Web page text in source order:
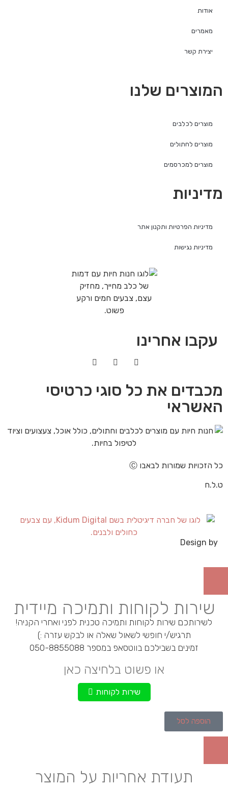
אודות
מאמרים
יצירת קשר
המוצרים שלנו
מוצרים לכלבים
מוצרים לחתולים
מוצרים למכרסמים
מדיניות
מדיניות הפרטיות ותקנון אתר
מדיניות נגישות
עקבו אחרינו
מכבדים את כל סוגי כרטיסי
האשראי
כל הזכויות שמורות לבאבו Ⓒ
ט.ל.ח
Design by
שירות לקוחות ותמיכה מיידית
לשירותכם שירות לקוחות ותמיכה טכנית לפני ואחרי הקניה!
תרגיש/י חופשי לשאול שאלה או לבקש עזרה :)
זמינים בשבילכם בווטסאפ במספר 050-8855088
או פשוט בלחיצה כאן
שירות לקוחות
הוספה לסל
תעודת אחריות על המוצר